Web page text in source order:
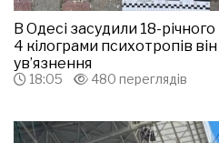
В Одесі засудили 18-
4 кілограми психотропів
ув’язнення
18:05 480 переглядів